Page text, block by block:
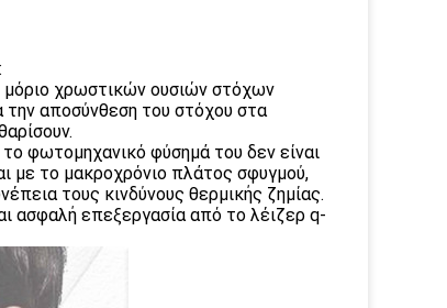
χρωστικών ουσιών στόχων
την αποσύνθεση του στόχου στα
φωτομηχανικό φύσημά του δεν είναι
με το μακροχρόνιο πλάτος σφυγμού,
τους κινδύνους θερμικής ζημίας.
ασφαλή επεξεργασία από το λέιζερ q-